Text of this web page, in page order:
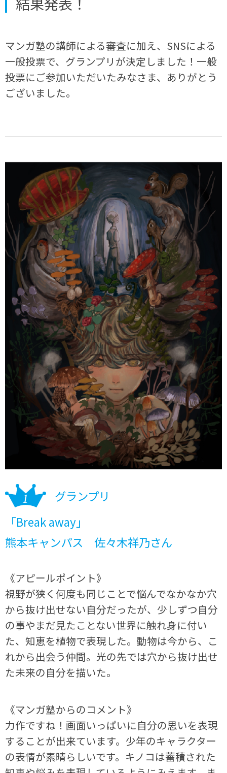
マンガ塾の講師による審査に加え、SNSによる
一般投票で、グランプリが決定しました！一般
投票にご参加いただいたみなさま、ありがとう
ございました。
グランプリ
「Break away」
熊本キャンパス 佐々木祥乃さん
《アピールポイント》
視野が狭く何度も同じことで悩んでなかなか穴
から抜け出せない自分だったが、少しずつ自分
の事やまだ見たことない世界に触れ身に付い
た、知恵を植物で表現した。動物は今から、こ
れから出会う仲間。光の先では穴から抜け出せ
た未来の自分を描いた。
《マンガ塾からのコメント》
力作ですね！画面いっぱいに自分の思いを表現
することが出来ています。少年のキャラクター
の表情が素晴らしいです。キノコは蓄積された